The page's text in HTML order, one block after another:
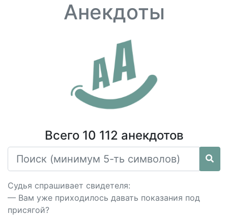
Анекдоты
Всего 10 112 анекдотов
Судья спрашивает свидетеля:
— Вам уже приходилось давать показания под
присягой?